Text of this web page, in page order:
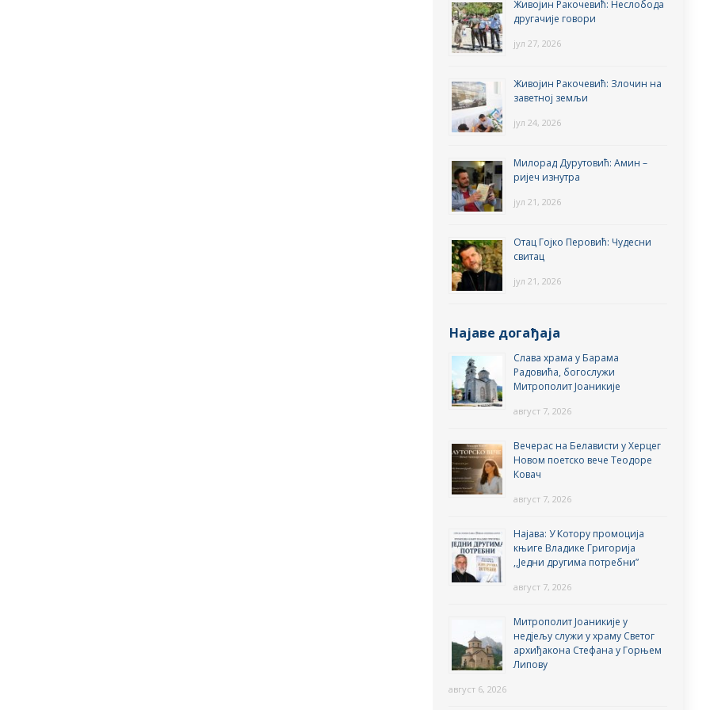
Живојин Ракочевић: Неслобода
другачије говори
јул 27, 2026
Живојин Ракочевић: Злочин на
заветној земљи
јул 24, 2026
Милорад Дурутовић: Амин –
ријеч изнутра
јул 21, 2026
Отац Гојко Перовић: Чудесни
свитац
јул 21, 2026
Најаве догађаја
Слава храма у Барама
Радовића, богослужи
Митрополит Јоаникије
август 7, 2026
Вечерас на Белависти у Херцег
Новом поетско вече Теодоре
Ковач
август 7, 2026
Најава: У Котору промоција
књиге Владике Григорија
,,Једни другима потребни”
август 7, 2026
Митрополит Јоаникије у
недјељу служи у храму Светог
архиђакона Стефана у Горњем
Липову
август 6, 2026